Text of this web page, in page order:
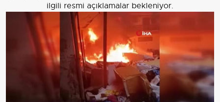
ilgili resmi açıklamalar bekleniyor.